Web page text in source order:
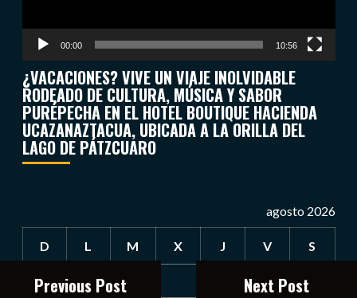
00:00 10:56
¿VACACIONES? VIVE UN VIAJE INOLVIDABLE
RODEADO DE CULTURA, MÚSICA Y SABOR
PURÉPECHA EN EL HOTEL BOUTIQUE HACIENDA
UCAZANAZTACUA, UBICADA A LA ORILLA DEL
LAGO DE PÁTZCUARO
agosto 2026
D L M X J V S
Previous Post Next Post